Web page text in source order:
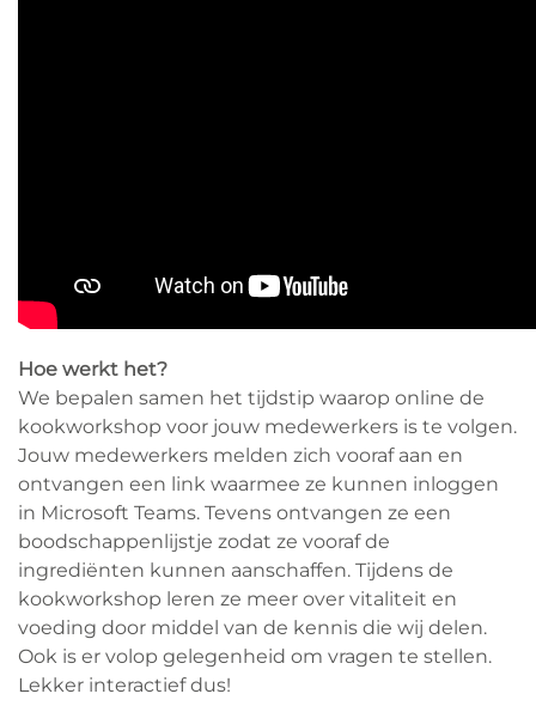
Hoe werkt het?
We bepalen samen het tijdstip waarop online de
kookworkshop voor jouw medewerkers is te volgen.
Jouw medewerkers melden zich vooraf aan en
ontvangen een link waarmee ze kunnen inloggen
in Microsoft Teams. Tevens ontvangen ze een
boodschappenlijstje zodat ze vooraf de
ingrediënten kunnen aanschaffen. Tijdens de
kookworkshop leren ze meer over vitaliteit en
voeding door middel van de kennis die wij delen.
Ook is er volop gelegenheid om vragen te stellen.
Lekker interactief dus!